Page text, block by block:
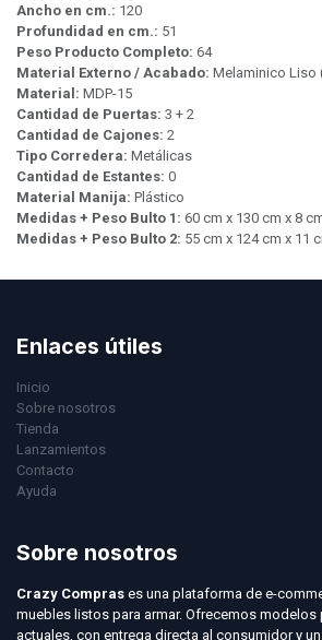
Ancho en cm.: 120
Profundidad en cm.: 51
Peso Producto Completo: 64
Material Externo / Acabado: Melaminico Liso
Material: MDP-15
Cantidad de Puertas: 3 + 2
Cantidad de Cajones: 2
Tipo Corredera: Metálicas
Cantidad de Estantes: 0
Material Manija: Plástico
Medidas + Peso Bulto 1: 60 cm x 130 cm x 8
Medidas + Peso Bulto 2: 55 cm x 124 cm x 11
Enlaces útiles
Inicio
Sobre nosotros
Tienda
Lanzamientos
Contacto
Ayuda
Sobre nosotros
Crazy Compras es una plataforma de e-
muebles listos para armar. Ofrecemos
actuales, con entrega directa al consumidor y